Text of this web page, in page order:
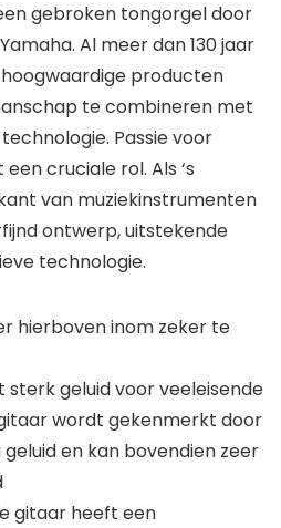
gebroken tongorgel door
Al meer dan 130 jaar
producten
te combineren met
Passie voor
cruciale rol. Als ‘s
van muziekinstrumenten
ontwerp, uitstekende
technologie.
hierboven inom zeker te
geluid voor veeleisende
wordt gekenmerkt door
en kan bovendien zeer
gitaar heeft een